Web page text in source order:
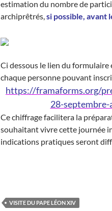
estimation du nombre de
archiprêtrés,si possible, avant
Ci dessous le lien du formulaire
chaque personne pouvant
https://framaforms.org/
28-
Ce chiffrage facilitera la
souhaitant vivre cette journée
indications pratiques seront
VISITE DU PAPE LÉON XIV